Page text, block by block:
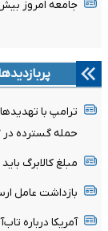
جامعه امروز بیش
ترامپ با
حمله گسترده در ۲ ماه آینده؛ تنش‌های اخیر پیش‌لرزه بود
مبلغ کالابرگ
بازداشت عامل
آمریکا درباره